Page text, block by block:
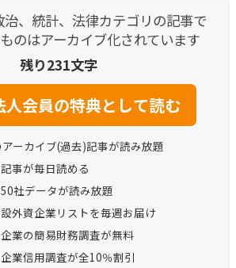
治、統計、法律カテゴリの記事で
のはアーカイブ化されています
残り231文字
ーカイブ(過去)記事が読み放題
事が毎日読める
社データが読み放題
外資企業リストを毎週お届け
業の簡易財務調査が無料
業信用調査が全10％割引